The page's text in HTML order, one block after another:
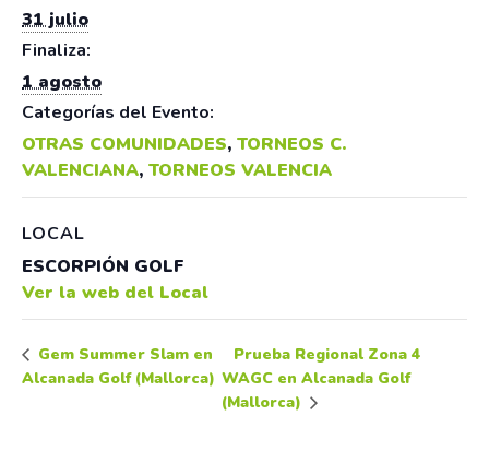
31 julio
Finaliza:
1 agosto
Categorías del Evento:
OTRAS COMUNIDADES, TORNEOS C.
VALENCIANA, TORNEOS VALENCIA
LOCAL
ESCORPIÓN GOLF
Ver la web del Local
Gem Summer Slam en
Alcanada Golf (Mallorca)
Prueba Regional Zona 4
WAGC en Alcanada Golf
(Mallorca)